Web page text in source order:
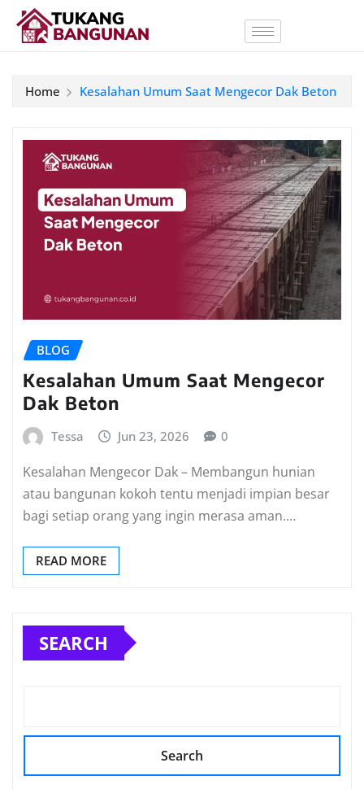
Home Kesalahan Umum Saat Mengecor Dak Beton
BLOG
Kesalahan Umum Saat Mengecor
Dak Beton
Tessa Jun 23, 2026 0
Kesalahan Mengecor Dak – Membangun hunian
atau bangunan kokoh tentu menjadi impian besar
bagi setiap orang yang ingin merasa aman.…
READ MORE
SEARCH
Search